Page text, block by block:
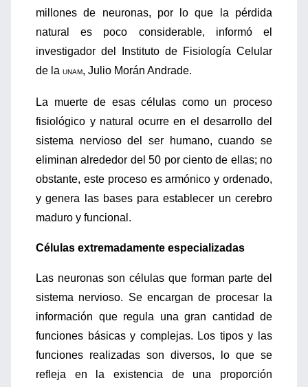
millones de neuronas, por lo que la pérdida
natural es poco considerable, informó el
investigador del Instituto de Fisiología Celular
de la UNAM, Julio Morán Andrade.
La muerte de esas células como un proceso
fisiológico y natural ocurre en el desarrollo del
sistema nervioso del ser humano, cuando se
eliminan alrededor del 50 por ciento de ellas; no
obstante, este proceso es armónico y ordenado,
y genera las bases para establecer un cerebro
maduro y funcional.
Células extremadamente especializadas
Las neuronas son células que forman parte del
sistema nervioso. Se encargan de procesar la
información que regula una gran cantidad de
funciones básicas y complejas. Los tipos y las
funciones realizadas son diversos, lo que se
refleja en la existencia de una proporción